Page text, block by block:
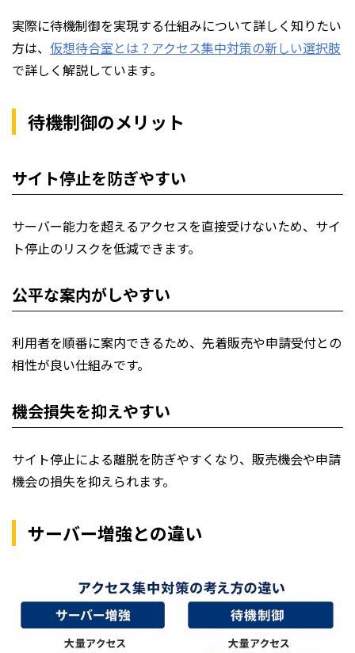
実際に待機制御を実現する仕組みについて詳しく知りたい
方は、 仮想待合室とは？アクセス集中対策の新しい選択肢
で詳しく解説しています。
待機制御のメリット
サイト停止を防ぎやすい
サーバー能力を超えるアクセスを直接受けないため、サイ
ト停止のリスクを低減できます。
公平な案内がしやすい
利用者を順番に案内できるため、先着販売や申請受付との
相性が良い仕組みです。
機会損失を抑えやすい
サイト停止による離脱を防ぎやすくなり、販売機会や申請
機会の損失を抑えられます。
サーバー増強との違い